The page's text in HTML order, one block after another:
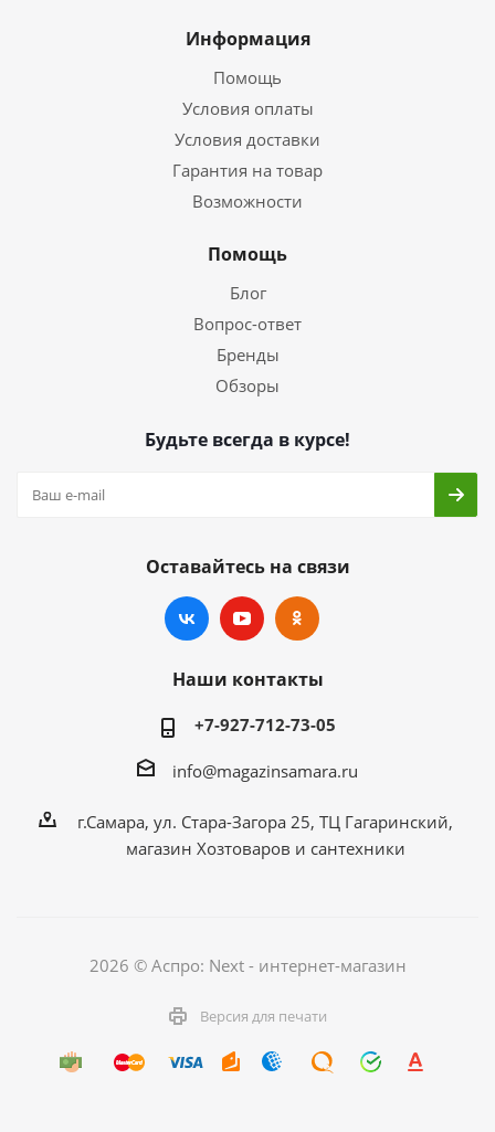
Информация
Помощь
Условия оплаты
Условия доставки
Гарантия на товар
Возможности
Помощь
Блог
Вопрос-ответ
Бренды
Обзоры
Будьте всегда в курсе!
Оставайтесь на связи
Наши контакты
+7-927-712-73-05
info@magazinsamara.ru
г.Самара, ул. Стара-Загора 25, ТЦ Гагаринский,
магазин Хозтоваров и сантехники
2026 © Аспро: Next - интернет-магазин
Версия для печати